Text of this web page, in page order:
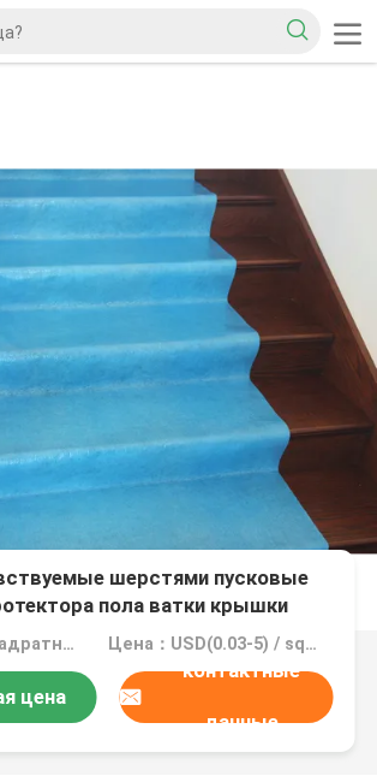
шерстями пусковые
пола ватки крышки
MOQ：5000 квадратных метров, 10000 квадратных метров с печатанием Цена：USD(0.03-5) / square meter
цена
контактные
данные